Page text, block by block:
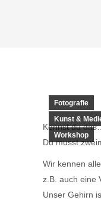
Fotografie
Kunst &
Workshop
Kennst du
Du musst
Wir kennen
z.B. auch eine
Unser Gehirn